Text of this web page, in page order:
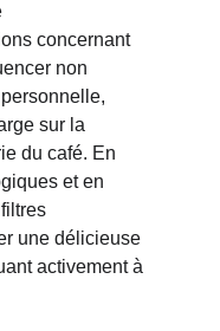
concernant
non
sur la
du café. En
et en
une délicieuse
activement à